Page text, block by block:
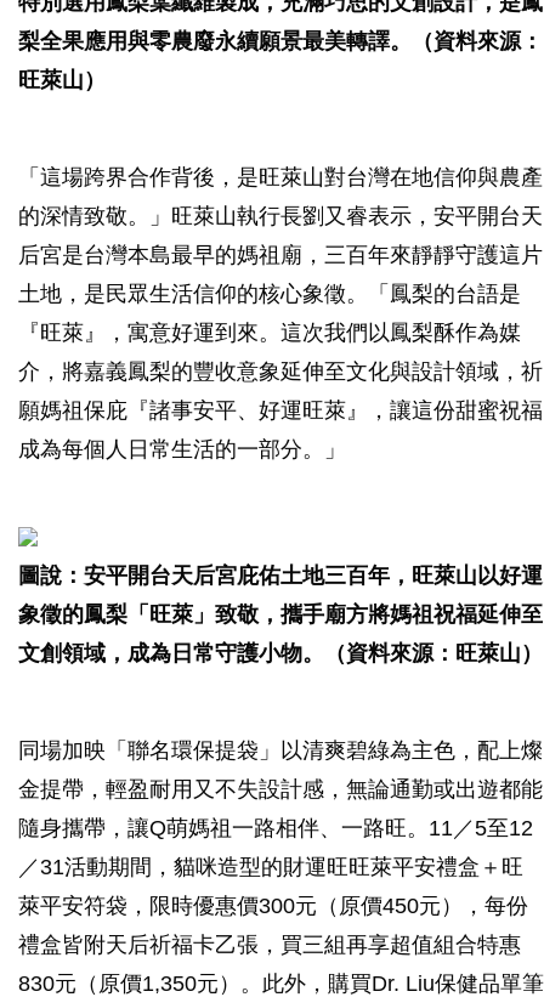
梨全果應用與零農廢永續願景最美轉譯。（資料來源：
旺萊山）
「這場跨界合作背後，是旺萊山對台灣在地信仰與農產
的深情致敬。」旺萊山執行長劉又睿表示，安平開台天
后宮是台灣本島最早的媽祖廟，三百年來靜靜守護這片
土地，是民眾生活信仰的核心象徵。「鳳梨的台語是
『旺萊』，寓意好運到來。這次我們以鳳梨酥作為媒
介，將嘉義鳳梨的豐收意象延伸至文化與設計領域，祈
願媽祖保庇『諸事安平、好運旺萊』，讓這份甜蜜祝福
成為每個人日常生活的一部分。」
圖說：安平開台天后宮庇佑土地三百年，旺萊山以好運
象徵的鳳梨「旺萊」致敬，攜手廟方將媽祖祝福延伸至
文創領域，成為日常守護小物。（資料來源：旺萊山）
同場加映「聯名環保提袋」以清爽碧綠為主色，配上燦
金提帶，輕盈耐用又不失設計感，無論通勤或出遊都能
隨身攜帶，讓Q萌媽祖一路相伴、一路旺。11／5至12
／31活動期間，貓咪造型的財運旺旺萊平安禮盒＋旺
萊平安符袋，限時優惠價300元（原價450元），每份
禮盒皆附天后祈福卡乙張，買三組再享超值組合特惠
830元（原價1,350元）。此外，購買Dr. Liu保健品單筆